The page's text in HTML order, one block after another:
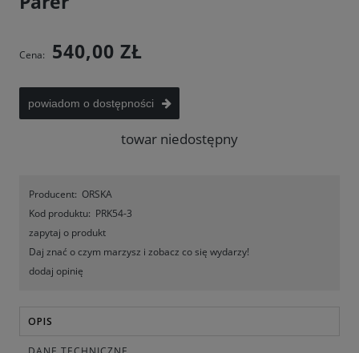
Cena: 540,00 ZŁ
powiadom o dostępności
towar niedostępny
Producent: ORSKA
Kod produktu: PRK54-3
zapytaj o produkt
Daj znać o czym marzysz i zobacz co się wydarzy!
dodaj opinię
OPIS